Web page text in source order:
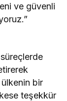
ve güvenli
bir
teşekkür